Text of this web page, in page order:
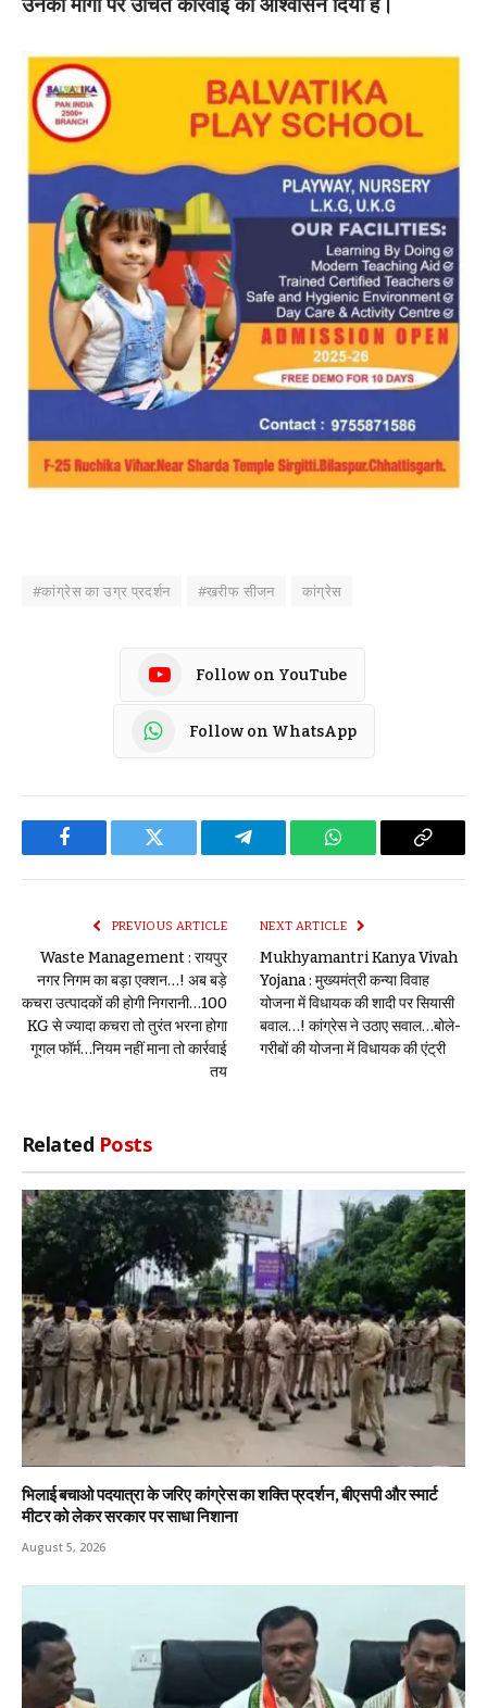
#कांग्रेस का उग्र प्रदर्शन #खरीफ सीजन कांग्रेस
Follow on YouTube
Follow on WhatsApp
Facebook Twitter Telegram WhatsApp Copy
PREVIOUS ARTICLE
Waste Management : रायपुर
नगर निगम का बड़ा एक्शन…! अब बड़े
कचरा उत्पादकों की होगी निगरानी…100
KG से ज्यादा कचरा तो तुरंत भरना होगा
गूगल फॉर्म…नियम नहीं माना तो कार्रवाई
तय
NEXT ARTICLE
Mukhyamantri Kanya Vivah
Yojana : मुख्यमंत्री कन्या विवाह
योजना में विधायक की शादी पर सियासी
बवाल…! कांग्रेस ने उठाए सवाल…बोले-
गरीबों की योजना में विधायक की एंट्री
Related Posts
भिलाई बचाओ पदयात्रा के जरिए कांग्रेस का शक्ति प्रदर्शन, बीएसपी और स्मार्ट
मीटर को लेकर सरकार पर साधा निशाना
August 5, 2026